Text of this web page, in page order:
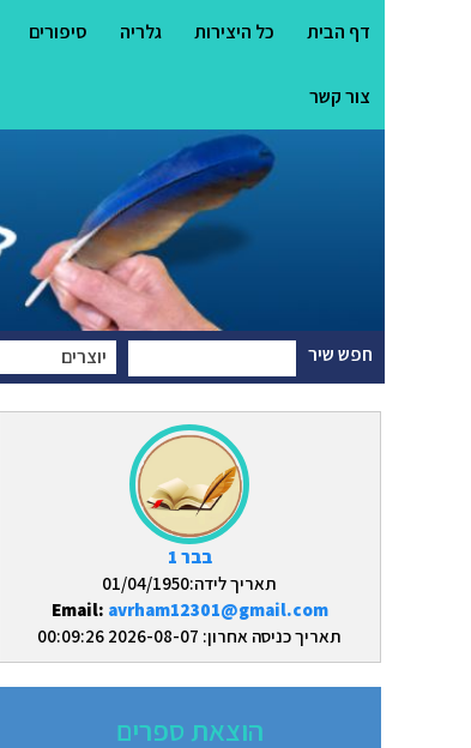
דף הבית כל היצירות גלריה סיפורים
צור קשר
חפש שיר יוצרים
בבר 1
תאריך לידה:01/04/1950
Email: avrham12301@gmail.com
תאריך כניסה אחרון: 2026-08-07 00:09:26
הוצאת ספרים